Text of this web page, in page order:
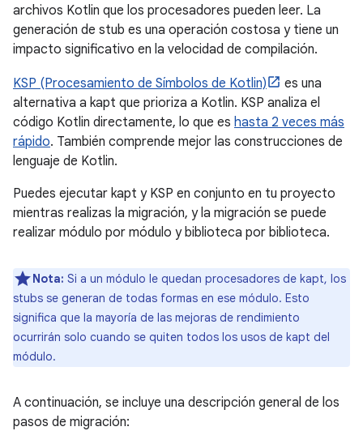
archivos Kotlin que los procesadores pueden leer. La
generación de stub es una operación costosa y tiene un
impacto significativo en la velocidad de compilación.
KSP (Procesamiento de Símbolos de Kotlin)
es una
alternativa a kapt que prioriza a Kotlin. KSP analiza el
código Kotlin directamente, lo que es hasta 2 veces más
rápido. También comprende mejor las construcciones de
lenguaje de Kotlin.
Puedes ejecutar kapt y KSP en conjunto en tu proyecto
mientras realizas la migración, y la migración se puede
realizar módulo por módulo y biblioteca por biblioteca.
Nota: Si a un módulo le quedan procesadores de kapt, los
stubs se generan de todas formas en ese módulo. Esto
significa que la mayoría de las mejoras de rendimiento
ocurrirán solo cuando se quiten todos los usos de kapt del
módulo.
A continuación, se incluye una descripción general de los
pasos de migración: